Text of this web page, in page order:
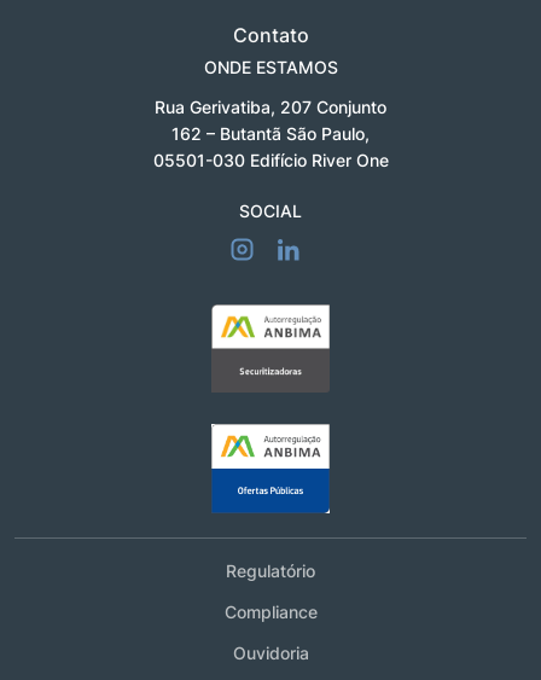
Contato
ONDE ESTAMOS
Rua Gerivatiba, 207 Conjunto
162 – Butantã São Paulo,
05501-030Edifício River One
SOCIAL
Regulatório
Compliance
Ouvidoria